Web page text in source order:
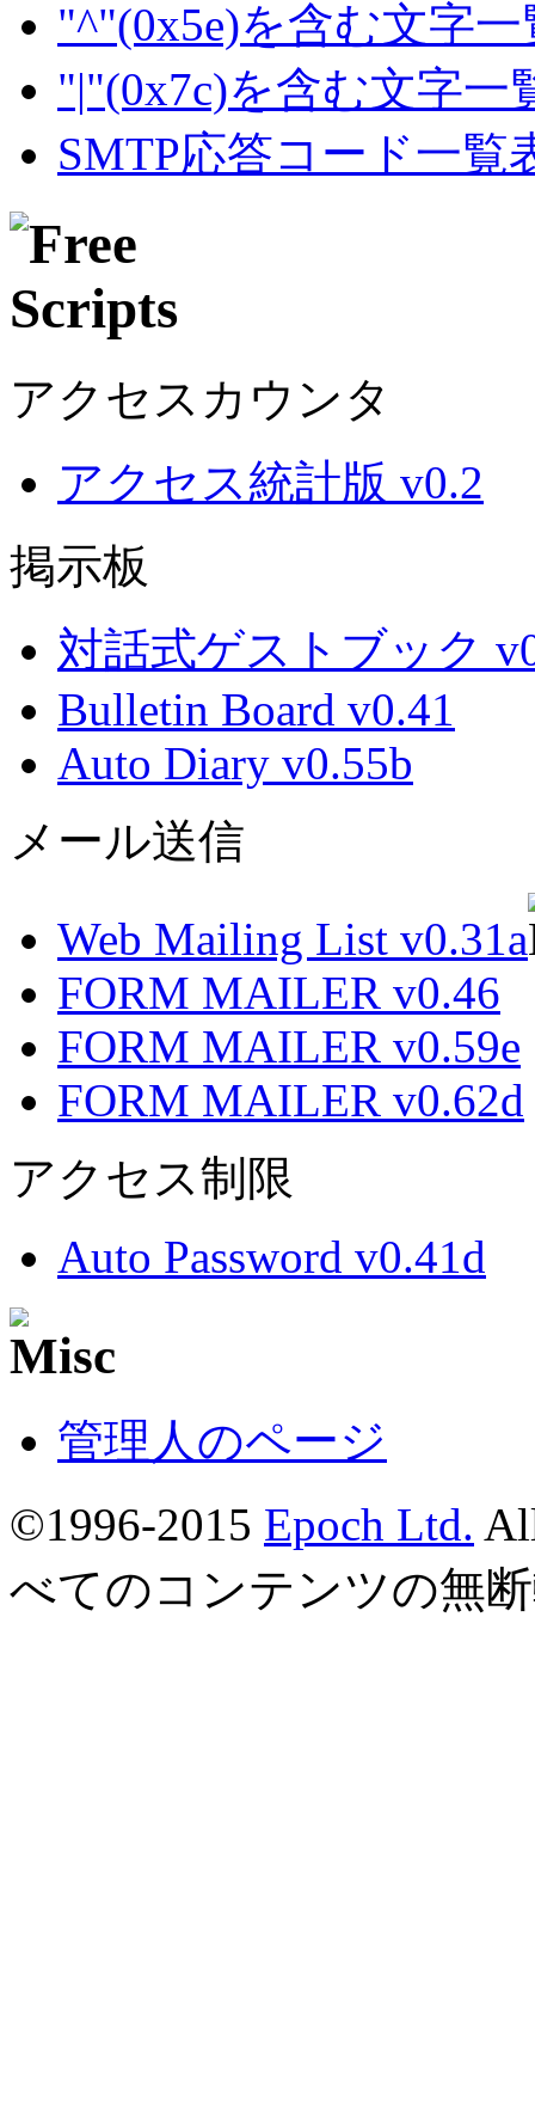
"^"(0x5e)を含む文字一
"|"(0x7c)を含む文字一
SMTP応答コード一覧
アクセスカウンタ
アクセス統計版 v0.2
掲示板
対話式ゲストブック
Bulletin Board v0.41
Auto Diary v0.55b
メール送信
Web Mailing List v0.31a
FORM MAILER v0.46
FORM MAILER v0.59e
FORM MAILER v0.62d
アクセス制限
Auto Password v0.41d
管理人のページ
©1996-2015 Epoch Ltd.
べてのコンテンツの無